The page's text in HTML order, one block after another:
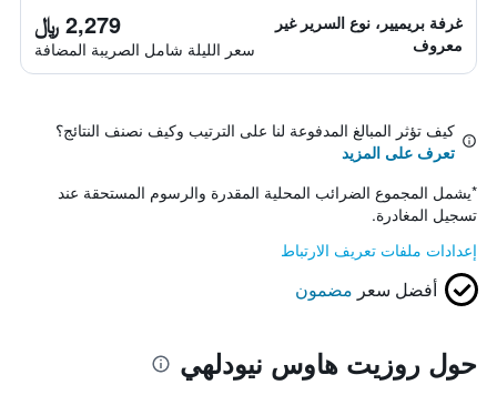
غرفة بريميير، نوع السرير غير
معروف
2,279 ﷼
سعر الليلة شامل الصريبة المضافة
كيف تؤثر المبالغ المدفوعة لنا على الترتيب وكيف نصنف النتائج؟
تعرف على المزيد
*يشمل المجموع الضرائب المحلية المقدرة والرسوم المستحقة عند
تسجيل المغادرة.
إعدادات ملفات تعريف الارتباط
أفضل سعر مضمون
حول روزيت هاوس نيودلهي